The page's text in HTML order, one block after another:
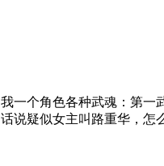
一个角色各种武魂：第